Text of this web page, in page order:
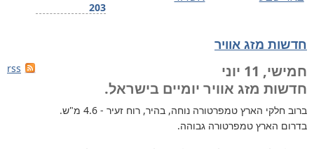
203
חדשות מזג אוויר
rss
חמישי, 11 יוני
חדשות מזג אוויר יומיים בישראל.
ברוב חלקי הארץ טמפרטורה נוחה, בהיר, רוח זעיר - 4.6 מ"ש.
בדרום הארץ טמפרטורה גבוהה.